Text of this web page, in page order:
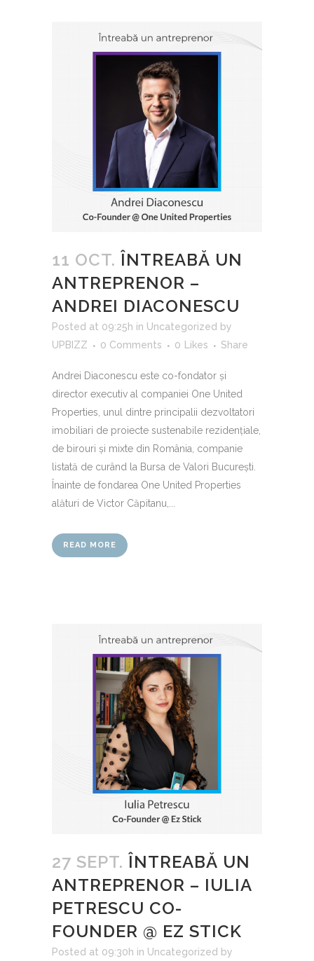
11 OCT. ÎNTREABĂ UN
ANTREPRENOR –
ANDREI DIACONESCU
Posted at 09:25h in Uncategorized by
UPBIZZ
0 Comments 0 Likes Share
Andrei Diaconescu este co-fondator și
director executiv al companiei One United
Properties, unul dintre principalii dezvoltatori
imobiliari de proiecte sustenabile rezidențiale,
de birouri și mixte din România, companie
listată de curând la Bursa de Valori București.
Înainte de fondarea One United Properties
alături de Victor Căpitanu,...
READ MORE
27 SEPT. ÎNTREABĂ UN
ANTREPRENOR – IULIA
PETRESCU CO-
FOUNDER @ EZ STICK
Posted at 09:30h in Uncategorized by